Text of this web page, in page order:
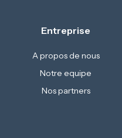
Entreprise
A propos de nous
Notre equipe
Nos partners